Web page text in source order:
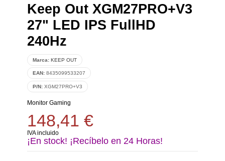
Keep Out XGM27PRO+V3
27" LED IPS FullHD
240Hz
Marca: KEEP OUT
EAN: 8435099533207
P/N: XGM27PRO+V3
Monitor Gaming
148,41 €
IVA incluido
¡En stock! ¡Recíbelo en 24 Horas!